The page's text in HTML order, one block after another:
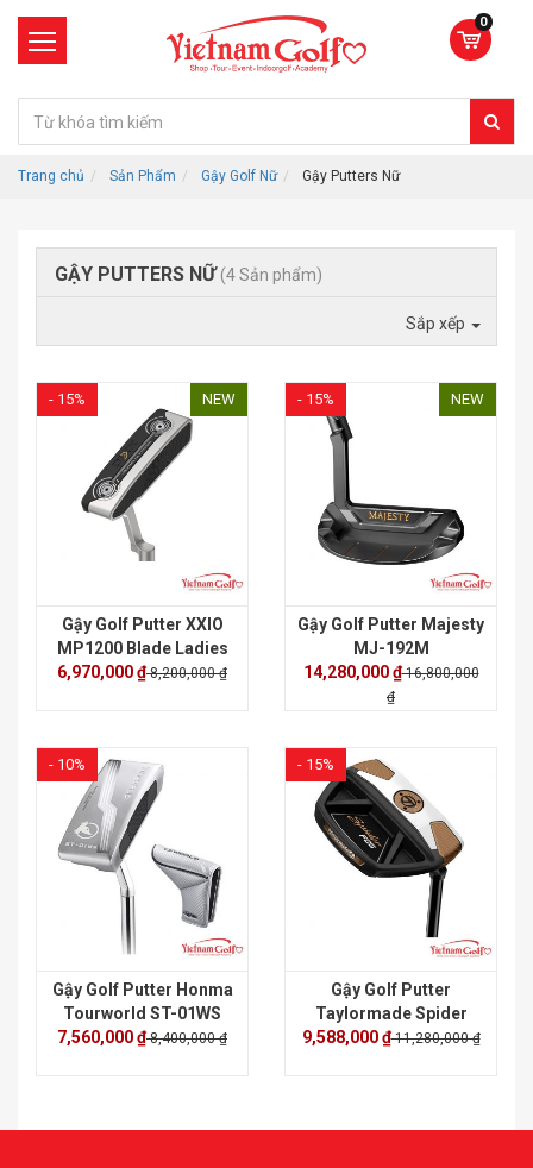
0
Trang chủ Sản Phẩm Gậy Golf Nữ Gậy Putters Nữ
GẬY PUTTERS NỮ(4 Sản phẩm)
Sắp xếp
- 15% NEW
Gậy Golf Putter XXIO
MP1200 Blade Ladies
6,970,000 ₫8,200,000 ₫
- 15% NEW
Gậy Golf Putter Majesty
MJ-192M
14,280,000 ₫16,800,000
₫
- 10%
Gậy Golf Putter Honma
Tourworld ST-01WS
7,560,000 ₫8,400,000 ₫
- 15%
Gậy Golf Putter
Taylormade Spider
FCG Ladies
9,588,000 ₫11,280,000 ₫